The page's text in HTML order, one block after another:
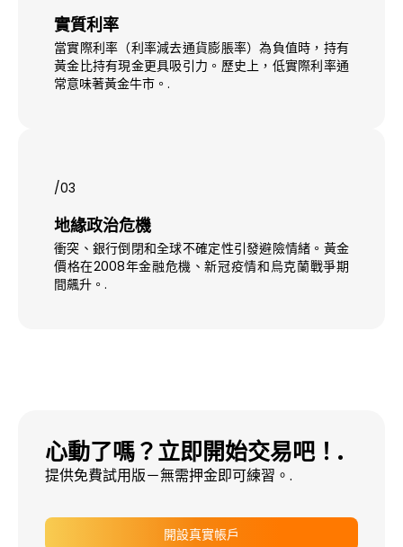
實質利率
當實際利率（利率減去通貨膨脹率）為負值時，持有
黃金比持有現金更具吸引力。歷史上，低實際利率通
常意味著黃金牛市。.
/03
地緣政治危機
衝突、銀行倒閉和全球不確定性引發避險情緒。黃金
價格在2008年金融危機、新冠疫情和烏克蘭戰爭期
間飆升。.
心動了嗎？立即開始交易吧！.
提供免費試用版－無需押金即可練習。.
開設真實帳戶